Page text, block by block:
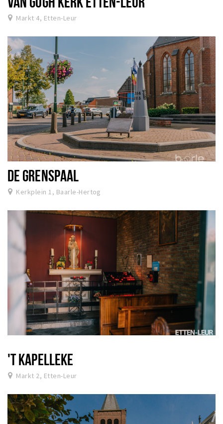
Markt 4, Etten-Leur
DE GRENSPAAL
Kerkplein 1, Baarle-Hertog
'T KAPELLEKE
Markt 2, Etten-Leur